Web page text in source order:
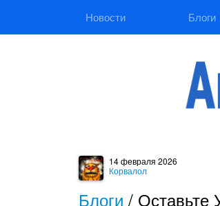
Новости Блоги
14 февраля 2026
Корвалол
Блоги / Оставьте